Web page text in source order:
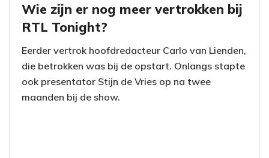
Wie zijn er nog meer vertrokken bij
RTL Tonight?
Eerder vertrok hoofdredacteur Carlo van Lienden,
die betrokken was bij de opstart. Onlangs stapte
ook presentator Stijn de Vries op na twee
maanden bij de show.